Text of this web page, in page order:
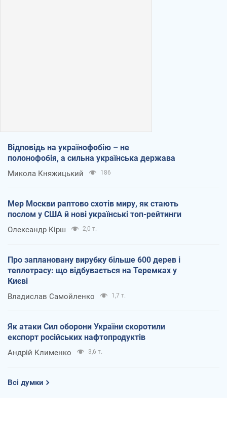
Відповідь на українофобію – не
полонофобія, а сильна українська держава
Микола Княжицький 186
Мер Москви раптово схотів миру, як стають
послом у США й нові українські топ-рейтинги
Олександр Кірш 2,0 т.
Про заплановану вирубку більше 600 дерев і
теплотрасу: що відбувається на Теремках у
Києві
Владислав Самойленко 1,7 т.
Як атаки Сил оборони України скоротили
експорт російських нафтопродуктів
Андрій Клименко 3,6 т.
Всі думки